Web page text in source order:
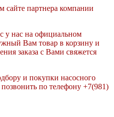
сайте партнера компании
у нас на официальном
Вам товар в корзину и
заказа с Вами свяжется
и покупки насосного
по телефону +7(981)